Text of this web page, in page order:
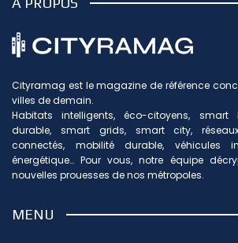
Cityramag est le magazine de référence
villes de demain.
Habitats intelligents, éco-citoyens, smart
durable, smart grids, smart city,
connectés, mobilité durable, véhicules
énergétique… Pour vous, notre équipe
nouvelles prouesses de nos métropoles.
MENU